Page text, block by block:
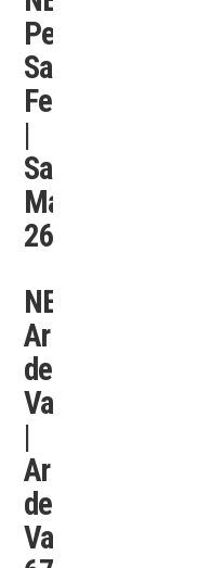
Peatonal
Santa
Fe
|
San
Martín
2637
NEXON
Aristóbulo
del
Valle
|
Aristobulo
del
Valle